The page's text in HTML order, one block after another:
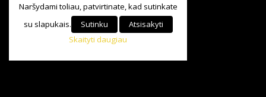
Naršydami toliau, patvirtinate, kad sutinkate
su slapukais.
Sutinku
Atsisakyti
Skaityti daugiau